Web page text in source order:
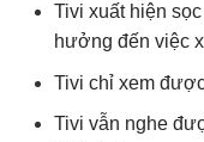
Tivi xuất hiện
hưởng đến việc
Tivi chỉ xem
Tivi vẫn nghe